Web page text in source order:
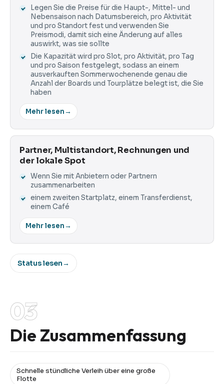
Legen Sie die Preise für die Haupt-, Mittel- und
Nebensaison nach Datumsbereich, pro Aktivität
und pro Standort fest und verwenden Sie
Preismodi, damit sich eine Änderung auf alles
auswirkt, was sie sollte
Die Kapazität wird pro Slot, pro Aktivität, pro Tag
und pro Saison festgelegt, sodass an einem
ausverkauften Sommerwochenende genau die
Anzahl der Boards und Tourplätze belegt ist, die Sie
haben
Mehr lesen→
Partner, Multistandort, Rechnungen und
der lokale Spot
Wenn Sie mit Anbietern oder Partnern
zusammenarbeiten
einem zweiten Startplatz, einem Transferdienst,
einem Café
Mehr lesen→
Status lesen→
03
Die Zusammenfassung
Schnelle stündliche Verleih über eine große
Flotte